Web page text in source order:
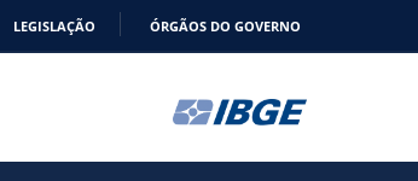
LEGISLAÇÃO ÓRGÃOS DO GOVERNO